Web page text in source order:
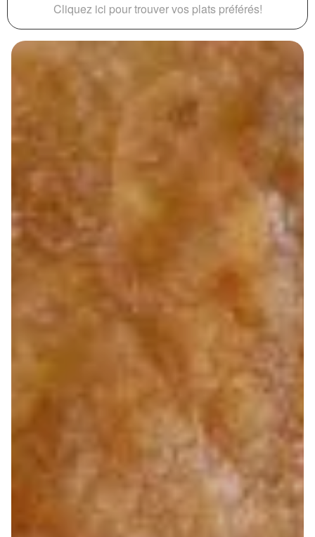
Cliquez ici pour trouver vos plats préférés!